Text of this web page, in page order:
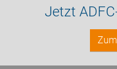
Jetzt